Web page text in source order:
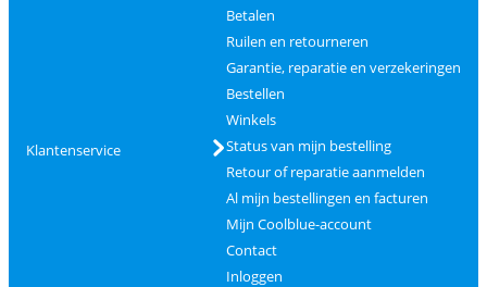
Klantenservice
Betalen
Ruilen en retourneren
Garantie, reparatie en verzekeringen
Bestellen
Winkels
Status van mijn bestelling
Retour of reparatie aanmelden
Al mijn bestellingen en facturen
Mijn Coolblue-account
Contact
Inloggen